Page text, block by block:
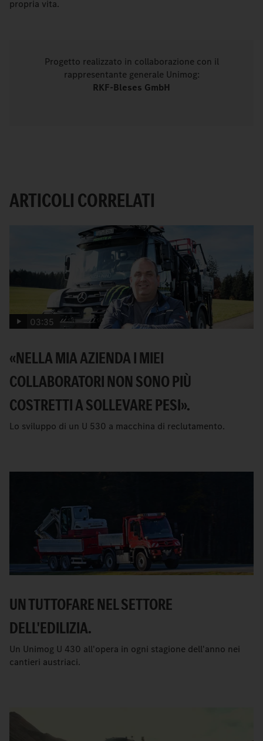
propria vita.
Progetto realizzato in collaborazione con il
rappresentante generale Unimog:
RKF-Bleses GmbH
ARTICOLI CORRELATI
03:35
«NELLA MIA AZIENDA I MIEI
COLLABORATORI NON SONO PIÙ
COSTRETTI A SOLLEVARE PESI».
Lo sviluppo di un U 530 a macchina di reclutamento.
UN TUTTOFARE NEL SETTORE
DELL'EDILIZIA.
Un Unimog U 430 all'opera in ogni stagione dell'anno nei
cantieri austriaci.